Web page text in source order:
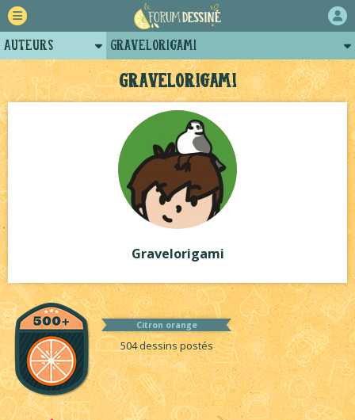
Gravelorigami
Gravelorigami
Citron orange
504 dessins postés
Auteurs
Retour
Forum
Projets
Tutoriels
Gravelorigami
Posts de gravelorigami
Arènes de gravelorigami
Projets collectifs de gravelorigami